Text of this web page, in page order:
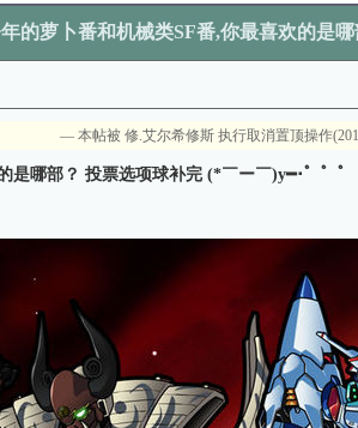
的萝卜番和机械类SF番,你最喜欢的是
— 本帖被 修.艾尔希修斯 执行取消置顶操作
是哪部？ 投票选项球补完 (*￣ー￣)y━･゜゜゜